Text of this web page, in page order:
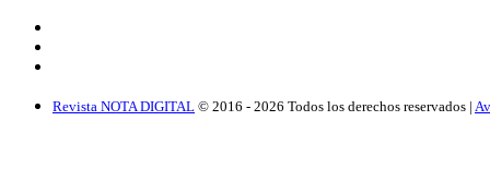
Revista NOTA DIGITAL © 2016 - 2026 Todos los derechos reservados |